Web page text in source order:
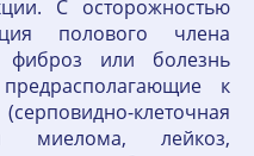
С осторожностью
полового члена
фиброз или болезнь
к
клеточная
миелома, лейкоз,